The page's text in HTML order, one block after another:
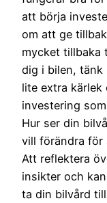
att börja
om att ge
mycket tillbaka
dig i bilen, tänk
lite extra kärlek
investering
Hur ser din
vill förändra för
Att reflektera
insikter och
ta din bilvård